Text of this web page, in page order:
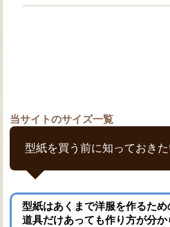
当サイトのサイズ一覧
型紙を買う前に知っておきた
型紙はあくまで洋服を作るため
道具だけあっても作り方が分